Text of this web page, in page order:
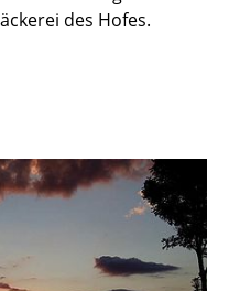
des Hofes.